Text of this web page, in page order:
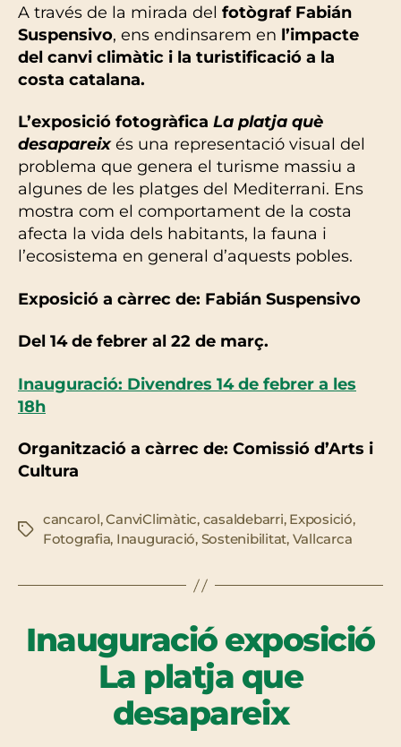
A través de la mirada del fotògraf Fabián
Suspensivo, ens endinsarem en l’impacte
del canvi climàtic i la turistificació a la
costa catalana.
L’exposició fotogràfica La platja què
desapareixés una representació visual del
problema que genera el turisme massiu a
algunes de les platges del Mediterrani. Ens
mostra com el comportament de la costa
afecta la vida dels habitants, la fauna i
l’ecosistema en general d’aquests pobles.
Exposició a càrrec de: Fabián Suspensivo
Del 14 de febrer al 22 de març.
Inauguració: Divendres 14 de febrer a les
18h
Organització a càrrec de: Comissió d’Arts i
Cultura
Etiquetes
cancarol,CanviClimàtic, casaldebarri, Exposició,
Fotografia, Inauguració, Sostenibilitat, Vallcarca
Inauguració exposició
La platja que
desapareix